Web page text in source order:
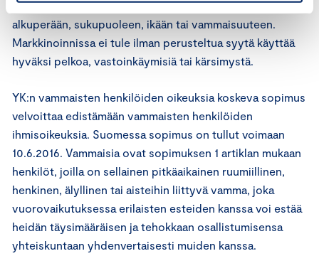
syrjintää, joka perustuu esimerkiksi kansalliseen
alkuperään, sukupuoleen, ikään tai vammaisuuteen.
Markkinoinnissa ei tule ilman perusteltua syytä käyttää
hyväksi pelkoa, vastoinkäymisiä tai kärsimystä.
YK:n vammaisten henkilöiden oikeuksia koskeva sopimus
velvoittaa edistämään vammaisten henkilöiden
ihmisoikeuksia. Suomessa sopimus on tullut voimaan
10.6.2016. Vammaisia ovat sopimuksen 1 artiklan mukaan
henkilöt, joilla on sellainen pitkäaikainen ruumiillinen,
henkinen, älyllinen tai aisteihin liittyvä vamma, joka
vuorovaikutuksessa erilaisten esteiden kanssa voi estää
heidän täysimääräisen ja tehokkaan osallistumisensa
yhteiskuntaan yhdenvertaisesti muiden kanssa.